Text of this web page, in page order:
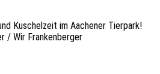
Kuschelzeit im Aachener Tierpark!
/ Wir Frankenberger